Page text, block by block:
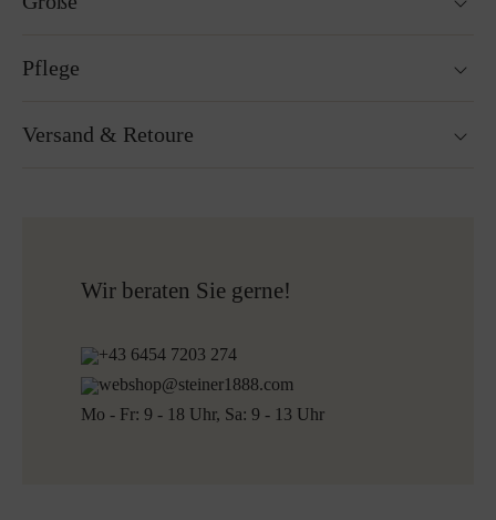
Passt genau auf die Größe.
Pflege
Nicht waschbar
Versand & Retoure
Kostenlose Rücksendung
Wir beraten Sie gerne!
+43 6454 7203 274
webshop@steiner1888.com
Mo - Fr: 9 - 18 Uhr, Sa: 9 - 13 Uhr